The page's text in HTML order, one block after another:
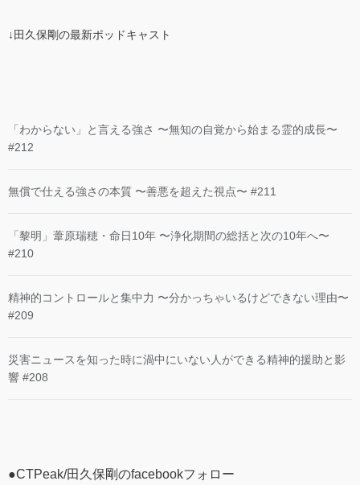
↓田久保剛の最新ポッドキャスト
「わからない」と言える強さ 〜無知の自覚から始まる霊的成長〜
#212
無償で仕える強さの本質 〜善悪を超えた視点〜 #211
「黎明」葦原瑞穂・命日10年 〜浄化期間の総括と次の10年へ〜
#210
精神的コントロールと集中力 〜分かっちゃいるけどできない理由〜
#209
災害ニュースを知った時に渦中にいない人ができる精神的援助と影
響 #208
●CTPeak/田久保剛のfacebookフォロー